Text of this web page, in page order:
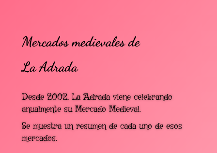
Mercados medievales de
La Adrada
Desde 2002, La Adrada viene celebrando
anualmente su Mercado Medieval.
Se muestra un resumen de cada uno de esos
mercados.